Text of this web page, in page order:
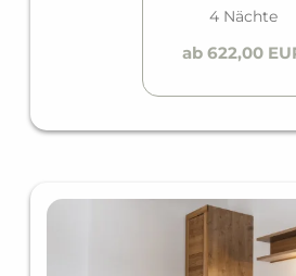
4 Nächte
ab 622,00